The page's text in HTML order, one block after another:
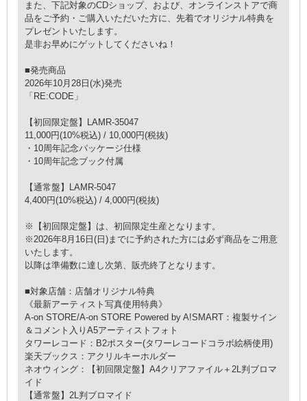
また、下記対象のCDショップ、および、オンラインストアで商
品をご予約・ご購入いただいた方に、先着でオリジナル特典を
プレゼントいたします。
是非お早めにゲットしてくださいね！
■発売商品
2026年10月28日(水)発売
「RE:CODE」
【初回限定盤】LAMR-35047
11,000円(10%税込) / 10,000円(税抜)
・10周年記念パッケージ仕様
・10周年記念ブック付属
【通常盤】LAMR-5047
4,400円(10%税込) / 4,000円(税抜)
※【初回限定盤】は、初回限定生産となります。
※2026年8月16日(日)までに予約された方には必ず商品をご用意
いたします。
以降は準備数に達し次第、販売終了となります。
■対象店舗：店舗オリジナル特典
《最新アーティスト写真使用特典》
A-on STORE/A-on STORE Powered by A!SMART：複製サイン
＆コメント入りA5アーティストフォト
タワーレコード：B2ポスター(タワーレコードコラボ絵柄使用)
楽天ブックス：アクリルキーホルダー
ネオウィング：【初回限定盤】A4クリアファイル＋2L判ブロマ
イド
【通常盤】2L判ブロマイド